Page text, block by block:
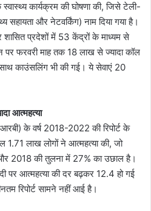
कार्यक्रम की घोषणा की, जिसे टेली-
सहायता और नेटवर्किंग) नाम दिया गया है।
शासित प्रदेशों में 53 केंद्रों के माध्यम से
फरवरी माह तक 18 लाख से ज्यादा कॉल
काउंसलिंग भी की गई। ये सेवाएं 20
आत्महत्या
के वर्ष 2018-2022 की रिपोर्ट के
लाख लोगों ने आत्महत्या की, जो
2018 की तुलना में 27% का उछाल है।
पर आत्महत्या की दर बढ़कर 12.4 हो गई
रिपोर्ट सामने नहीं आई है।